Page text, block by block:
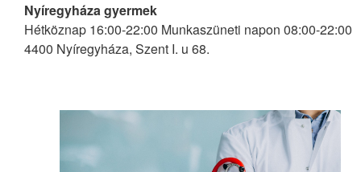
Nyíregyháza gyermek
Hétköznap 16:00-22:00 Munkaszüneti napon 08:00-22:00
4400 Nyíregyháza, Szent I. u 68.